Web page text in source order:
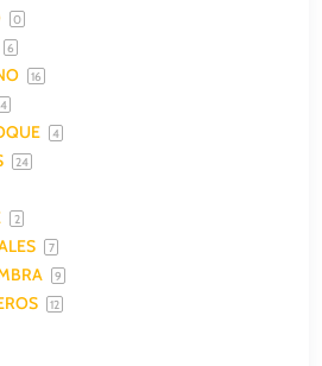
0
6
16
4
4
24
2
7
9
12